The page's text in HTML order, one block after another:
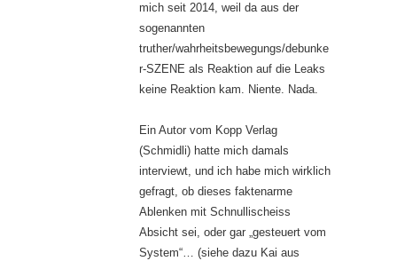
mich seit 2014, weil da aus der
sogenannten
truther/wahrheitsbewegungs/debunke
r-SZENE als Reaktion auf die Leaks
keine Reaktion kam. Niente. Nada.
Ein Autor vom Kopp Verlag
(Schmidli) hatte mich damals
interviewt, und ich habe mich wirklich
gefragt, ob dieses faktenarme
Ablenken mit Schnullischeiss
Absicht sei, oder gar „gesteuert vom
System“… (siehe dazu Kai aus